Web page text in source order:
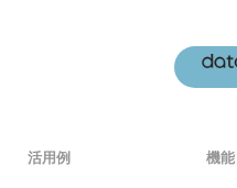
活用例 機能